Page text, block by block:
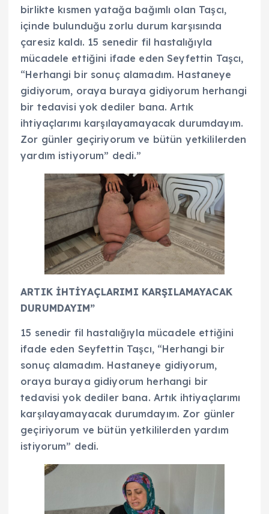
birlikte kısmen yatağa bağımlı olan Taşcı,
içinde bulunduğu zorlu durum karşısında
çaresiz kaldı. 15 senedir fil hastalığıyla
mücadele ettiğini ifade eden Seyfettin Taşcı,
“Herhangi bir sonuç alamadım. Hastaneye
gidiyorum, oraya buraya gidiyorum herhangi
bir tedavisi yok dediler bana. Artık
ihtiyaçlarımı karşılayamayacak durumdayım.
Zor günler geçiriyorum ve bütün yetkililerden
yardım istiyorum” dedi.”
ARTIK İHTİYAÇLARIMI KARŞILAMAYACAK
DURUMDAYIM”
15 senedir fil hastalığıyla mücadele ettiğini
ifade eden Seyfettin Taşcı, “Herhangi bir
sonuç alamadım. Hastaneye gidiyorum,
oraya buraya gidiyorum herhangi bir
tedavisi yok dediler bana. Artık ihtiyaçlarımı
karşılayamayacak durumdayım. Zor günler
geçiriyorum ve bütün yetkililerden yardım
istiyorum” dedi.